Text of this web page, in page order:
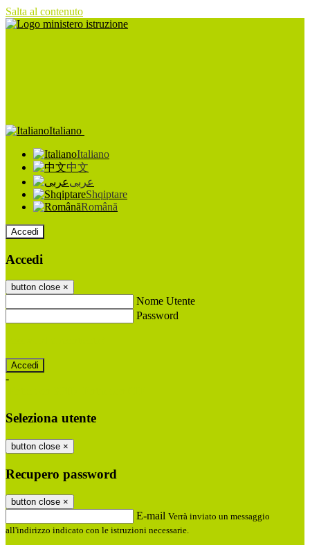
Salta al contenuto
Italiano
Italiano
中文
عربى
Shqiptare
Română
Accedi
Accedi
button close ×
Nome Utente
Password
-
Seleziona utente
button close ×
Recupero password
button close ×
E-mail Verrà inviato un messaggio
all'indirizzo indicato con le istruzioni necessarie.